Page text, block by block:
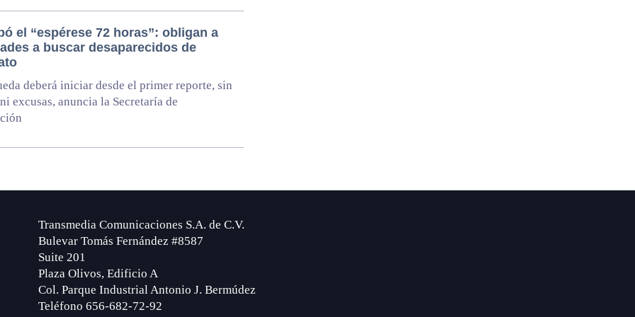
el “espérese 72 horas”: obligan a
a buscar desaparecidos de
deberá iniciar desde el primer reporte, sin
excusas, anuncia la Secretaría de
Transmedia Comunicaciones S.A. de C.V.
Bulevar Tomás Fernández #8587
Suite 201
Plaza Olivos, Edificio A
Col. Parque Industrial Antonio J. Bermúdez
Teléfono 656-682-72-92